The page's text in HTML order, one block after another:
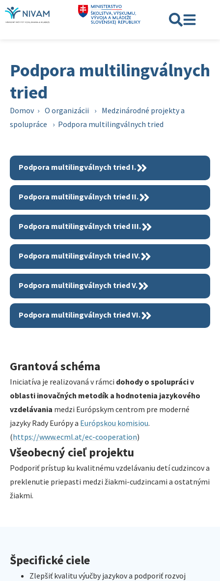
Podpora multilingválnych
tried
Domov › O organizácii › Medzinárodné projekty a
spolupráce
› Podpora multilingválnych tried
Podpora multilingválnych tried I.
Podpora multilingválnych tried II.
Podpora multilingválnych tried III.
Podpora multilingválnych tried IV.
Podpora multilingválnych tried V.
Podpora multilingválnych tried VI.
Grantová schéma
Iniciatíva je realizovaná v rámci dohody o spolupráci v
oblasti inovačných metodík a hodnotenia jazykového
vzdelávania medzi Európskym centrom pre moderné
jazyky Rady Európy a Európskou komisiou.
(https://www.ecml.at/ec-cooperation)
Všeobecný cieľ projektu
Podporiť prístup ku kvalitnému vzdelávaniu detí cudzincov a
preklenutie priepasti medzi žiakmi-cudzincami a ostatnými
žiakmi.
Špecifické ciele
Zlepšiť kvalitu výučby jazykov a podporiť rozvoj